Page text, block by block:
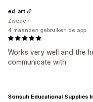
Works very well and the
communicate with
ed. art
Zweden
4 maanden gebruiken de app
Sonsuh Educational Supplies